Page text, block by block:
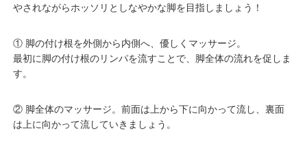
やされながらホッソリとしなやかな脚を目指しましょう！
① 脚の付け根を外側から内側へ、優しくマッサージ。
最初に脚の付け根のリンパを流すことで、脚全体の流れを促しま
す。
② 脚全体のマッサージ。前面は上から下に向かって流し、裏面
は上に向かって流していきましょう。